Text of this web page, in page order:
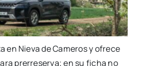
en Nieva de Cameros y ofrece
prerreserva; en su ficha no